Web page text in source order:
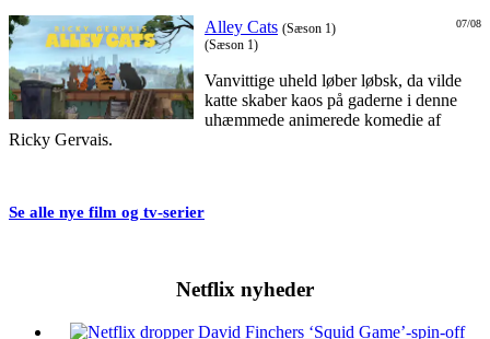
07/08
Alley Cats (Sæson 1)
(Sæson 1)
Vanvittige uheld løber løbsk, da vilde
katte skaber kaos på gaderne i denne
uhæmmede animerede komedie af
Ricky Gervais.
Se alle nye film og tv-serier
Netflix nyheder